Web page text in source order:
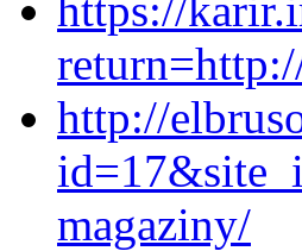
http://
magaziny/